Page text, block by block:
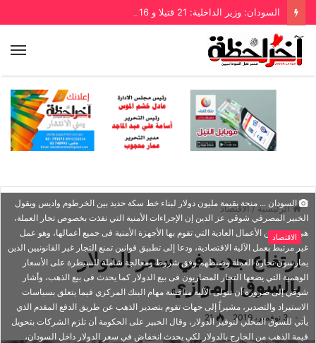
السودان: وزير الداخلية: 21 قتيلا و 16 اصابة بسبب الخريف
الرئيسية /الاقتصاد
الاقتصاد
ارتفاع جديد في سعر الدولار
بالسوق الموازي
3 نوفمبر، 2019 21
السودان ... منحة بقيمة مليون دولار لبناء خط سكة حديد بين الخرطوم واديس ويقول
الخبير المصرفي شوقي عز الدين إن الإجراءات الأمنية التي نفذت بخصوص تجار العملة،
هي من ضمن الأعمال العادية التي تقوم بها الأجهزة الأمنية فى جميع أعمالها، وهو عمل
غير مرتبط بعمل الآلية الاقتصادية، ودعا إلى تطبيق قوانين تمنع التجار غير القانونيين الذين
يمارسون تجارة العملة وضبطهم وفق شروط ومعالجة شاملة للسيطرة على الأسعار
الوهمية التي يضعها التجار المضاربون فى بيع الدولار كما يحدث فى بيع الذهب، وأشار
شوقي إلى ضرورة أن تتولى الآلية مناقشة مهام البنك المركزي فيما يتعلق بسياسات
الاستيراد والتصدير، مشيراً إلى جهات تقوم بتصدير الذهب عن طريق الدفع المقدم الذي
يأتي للسوق المحلي لتوفير الدولار، وقال الخبير على الحكومة أن تلزم الشركات بتحويل
قيمة الذهب من الخارج بالدولار لكي يحدث انخفاض في سعر الدولار داخل السودان،